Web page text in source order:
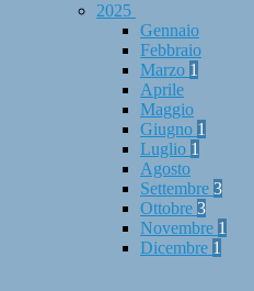
2025
Gennaio
Febbraio
Marzo 1
Aprile
Maggio
Giugno 1
Luglio 1
Agosto
Settembre 3
Ottobre 3
Novembre 1
Dicembre 1